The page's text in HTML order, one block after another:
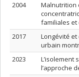
2004
Malnutrition
familiales et
2017
Longévité et
urbain
2023
L’isolement
l’approche